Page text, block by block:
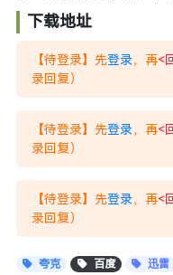
下载地址
【待登录】先登录，再<
录回复）
【待登录】先登录，再<
录回复）
【待登录】先登录，再<
录回复）
夸克 百度 迅雷